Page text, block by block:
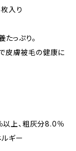
入り
っぷり。
皮膚被毛の健康に
以上、粗灰分8.0％
ギー